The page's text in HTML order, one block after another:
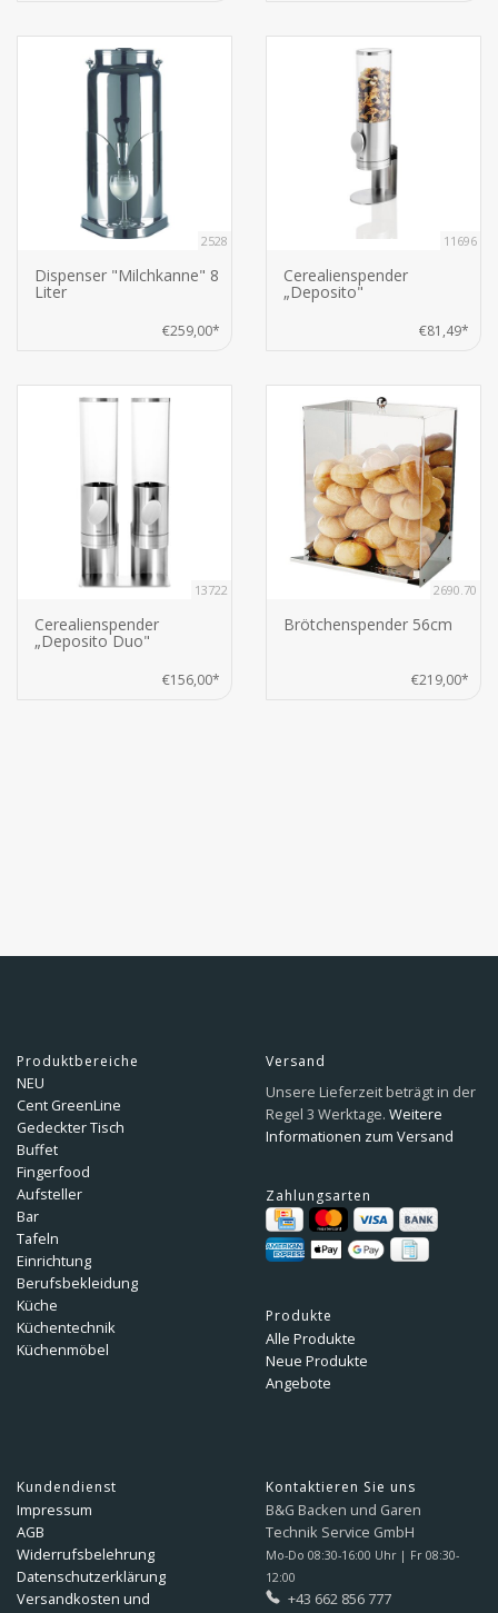
2528
Dispenser "Milchkanne" 8
Liter
€259,00*
11696
Cerealienspender
„Deposito"
€81,49*
13722
Cerealienspender
„Deposito Duo"
€156,00*
2690.70
Brötchenspender 56cm
€219,00*
Produktbereiche
NEU
Cent GreenLine
Gedeckter Tisch
Buffet
Fingerfood
Aufsteller
Bar
Tafeln
Einrichtung
Berufsbekleidung
Küche
Küchentechnik
Küchenmöbel
Versand
Unsere Lieferzeit beträgt in der
Regel 3 Werktage. Weitere
Informationen zum Versand
Zahlungsarten
Produkte
Alle Produkte
Neue Produkte
Angebote
Kundendienst
Impressum
AGB
Widerrufsbelehrung
Datenschutzerklärung
Versandkosten und
Kontaktieren Sie uns
B&G Backen und Garen
Technik Service GmbH
Mo-Do 08:30-16:00 Uhr | Fr 08:30-
12:00
+43 662 856 777